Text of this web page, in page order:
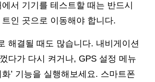
서 기기를 테스트할 때는 반드시
인 곳으로 이동해야 합니다.
해결될 때도 많습니다. 내비게이션
다가 다시 켜거나, GPS 설정 메뉴
화’ 기능을 실행해보세요. 스마트폰